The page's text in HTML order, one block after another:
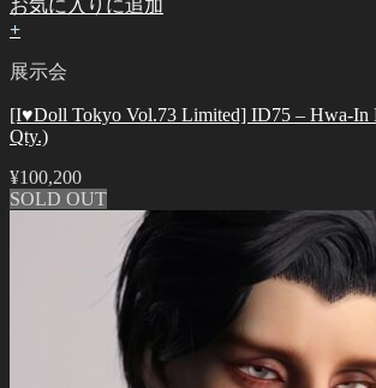
お気に入りに追加
+
展示会
[I♥Doll Tokyo Vol.73 Limited] ID75 – Hwa-In
Qty.)
¥100,200
SOLD OUT